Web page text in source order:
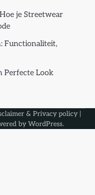
je Streetwear
Functionaliteit,
Perfecte Look
& Privacy policy |
by WordPress.